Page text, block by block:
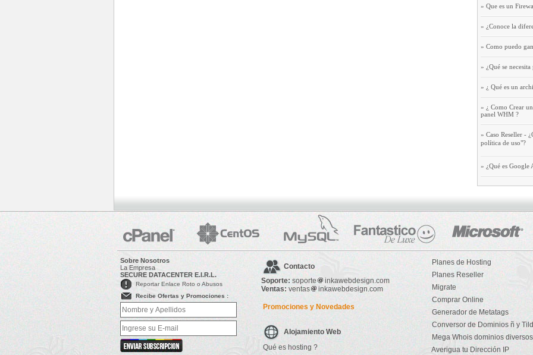
» Que es un
» ¿Conoce la
» Como puedo
» ¿Qué se
» ¿ Qué es un
» ¿ Como Crear
panel WHM ?
» Caso Reseller -
política de uso"?
» ¿Qué es Google
Sobre Nosotros
La Empresa
SECURE DATACENTER E.I.R.L.
Reportar Enlace Roto o Abusos
Recibe Ofertas y Promociones :
Contacto
Soporte: soporte
inkawebdesign.com
Ventas:ventas inkawebdesign.com
Promociones y Novedades
Alojamiento Web
Qué es hosting ?
Planes de Hosting
 Planes Reseller
Migrate
Comprar Online
Generador de Metatags
Conversor de Dominios ñ y
Mega Whois dominios diversos
Averigua tu Dirección IP